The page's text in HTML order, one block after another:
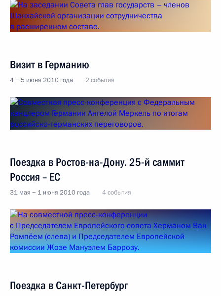
Визит в Германию
4 − 5 июня 2010 года 2 события
Поездка в Ростов-на-Дону. 25-й саммит
Россия – ЕC
31 мая − 1 июня 2010 года 4 события
Поездка в Санкт-Петербург